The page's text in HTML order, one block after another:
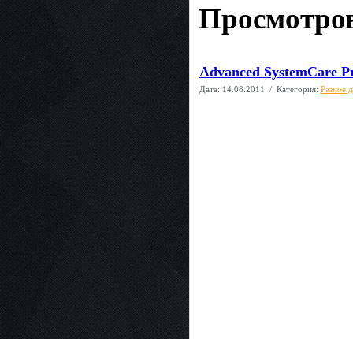
Advanced SystemCare
Дата: 14.08.2011 / Категория: Разное